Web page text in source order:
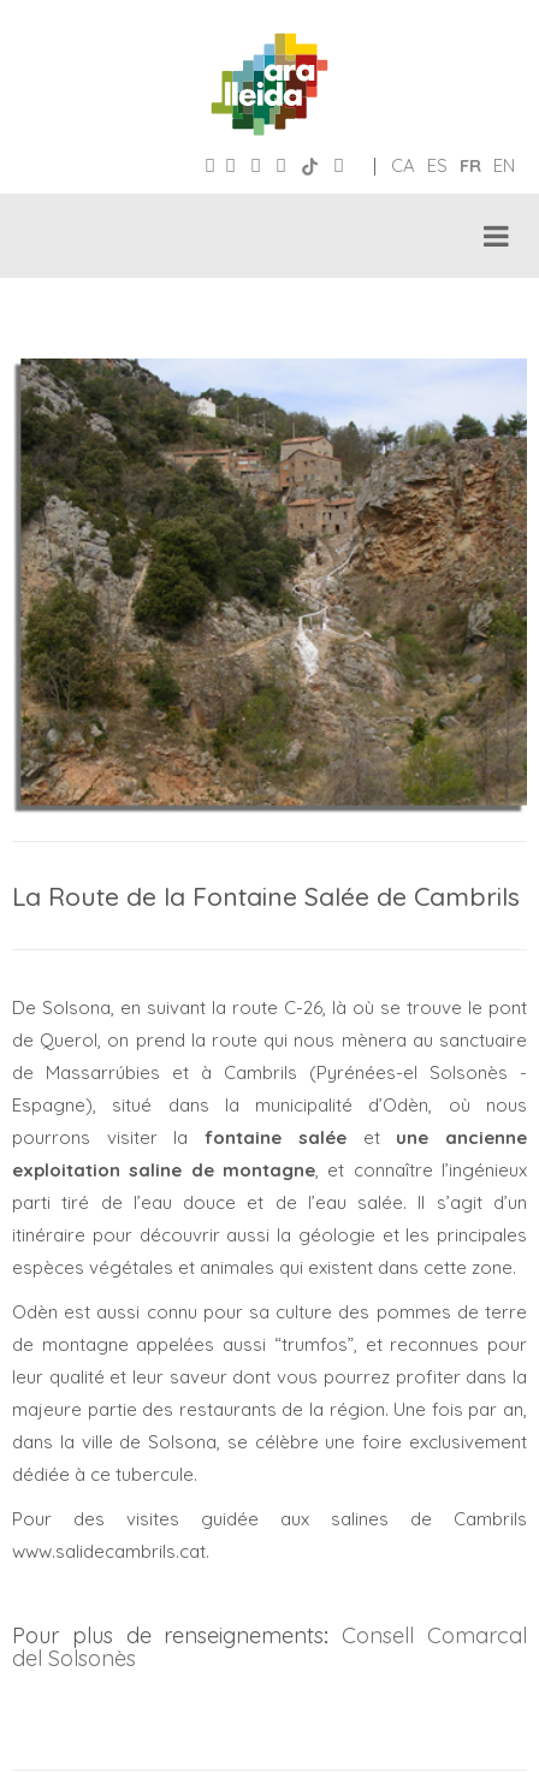
CA ES FR EN
|
La Route de la Fontaine Salée de Cambrils
De Solsona, en suivant la route C-26, là où se trouve le pont
de Querol, on prend la route qui nous mènera au sanctuaire
de Massarrúbies et à Cambrils (Pyrénées-el Solsonès -
Espagne), situé dans la municipalité d’Odèn, où nous
pourrons visiter lafontaine saléeet une ancienne
exploitation saline de montagne , et connaître l’ingénieux
parti tiré de l’eau douce et de l’eau salée. Il s’agit d’un
itinéraire pour découvrir aussi la géologie et les principales
espèces végétales et animales qui existent dans cette zone.
Odèn est aussi connu pour sa culture des pommes de terre
de montagne appelées aussi “trumfos”, et reconnues pour
leur qualité et leur saveur dont vous pourrez profiter dans la
majeure partie des restaurants de la région. Une fois par an,
dans la ville de Solsona, se célèbre une foire exclusivement
dédiée à ce tubercule.
Pour des visites guidée aux salines de Cambrils
www.salidecambrils.cat.
Pour plus de renseignements: Consell Comarcal
del Solsonès